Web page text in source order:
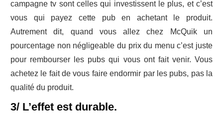
campagne tv sont celles qui investissent le plus, et c’est
vous qui payez cette pub en achetant le produit.
Autrement dit, quand vous allez chez McQuik un
pourcentage non négligeable du prix du menu c’est juste
pour rembourser les pubs qui vous ont fait venir. Vous
achetez le fait de vous faire endormir par les pubs, pas la
qualité du produit.
3/ L’effet est durable.